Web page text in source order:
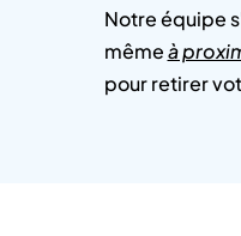
Notre équipe
mêmeà
pour retirer